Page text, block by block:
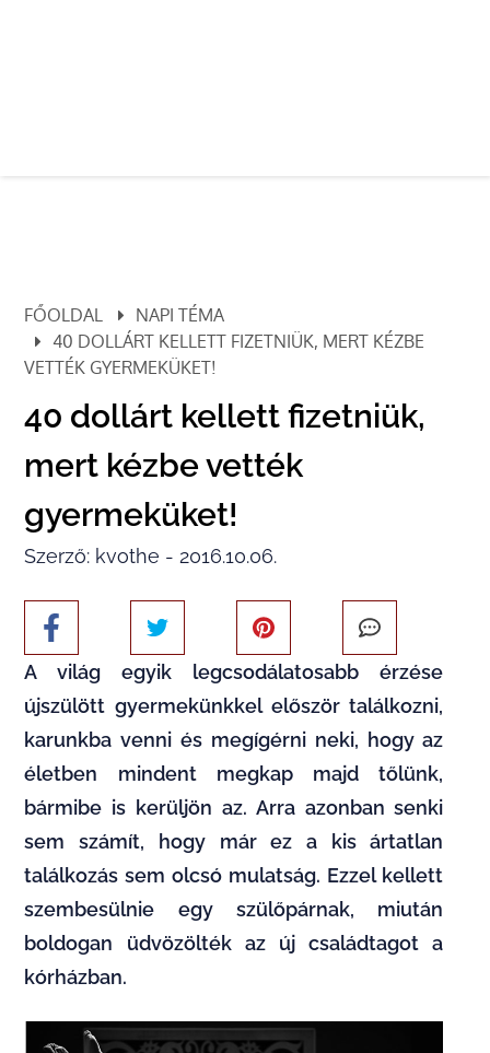
FŐOLDAL
NAPI TÉMA
40 DOLLÁRT KELLETT FIZETNIÜK, MERT KÉZBE
VETTÉK GYERMEKÜKET!
40 dollárt kellett fizetniük,
mert kézbe vették
gyermeküket!
Szerző: kvothe - 2016.10.06.
A világ egyik legcsodálatosabb érzése
újszülött gyermekünkkel először találkozni,
karunkba venni és megígérni neki, hogy az
életben mindent megkap majd tőlünk,
bármibe is kerüljön az. Arra azonban senki
sem számít, hogy már ez a kis ártatlan
találkozás sem olcsó mulatság. Ezzel kellett
szembesülnie egy szülőpárnak, miután
boldogan üdvözölték az új családtagot a
kórházban.